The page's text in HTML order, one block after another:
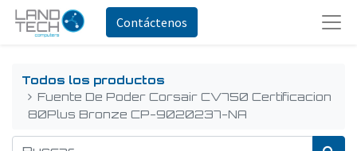
Contáctenos
Todos los productos
Fuente De Poder Corsair CV750 Certificacion
80Plus Bronze CP-9020237-NA